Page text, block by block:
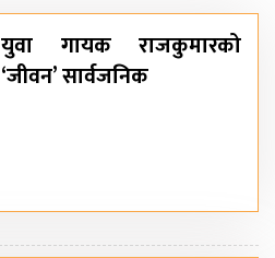
युवा गायक राजकुमारको
‘जीवन’ सार्वजनिक